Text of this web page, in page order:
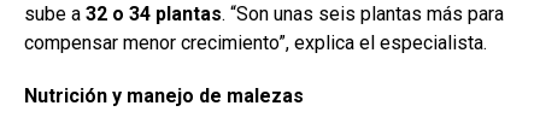
sube a 32 o 34 plantas. “Son unas seis plantas más para
compensar menor crecimiento”, explica el especialista.
Nutrición y manejo de malezas